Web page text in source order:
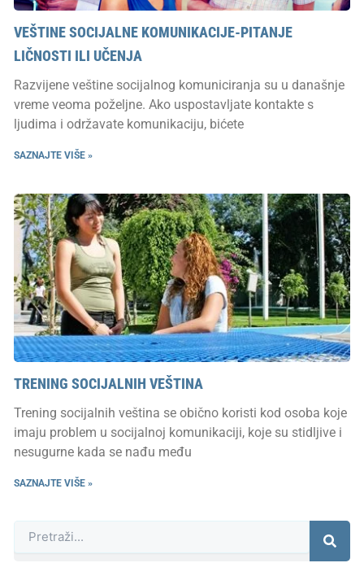
VEŠTINE SOCIJALNE KOMUNIKACIJE-PITANJE
LIČNOSTI ILI UČENJA
Razvijene veštine socijalnog komuniciranja su u današnje
vreme veoma poželjne. Ako uspostavljate kontakte s
ljudima i održavate komunikaciju, bićete
SAZNAJTE VIŠE »
TRENING SOCIJALNIH VEŠTINA
Trening socijalnih veština se obično koristi kod osoba koje
imaju problem u socijalnoj komunikaciji, koje su stidljive i
nesugurne kada se nađu među
SAZNAJTE VIŠE »